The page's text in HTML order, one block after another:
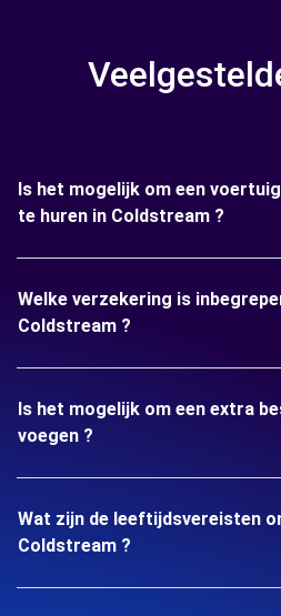
Is het mogelijk om een
te huren in Coldstream ?
Welke verzekering is
Coldstream ?
Is het mogelijk om een extra
voegen ?
Wat zijn de leeftijdsvereisten
Coldstream ?